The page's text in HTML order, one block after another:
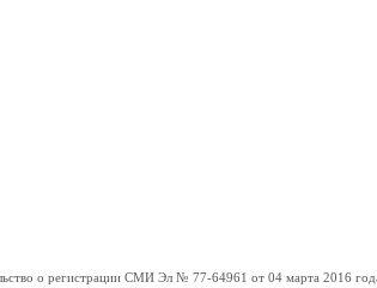
о регистрации СМИ Эл № 77-64961 от 04 марта 2016